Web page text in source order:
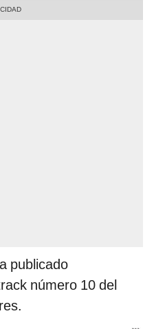
publicado
número 10 del